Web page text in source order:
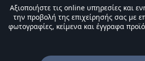
Αξιοποιήστε τις online υπηρεσίες και
την προβολή της επιχείρησής σας με
φωτογραφίες, κείμενα και έγγραφα